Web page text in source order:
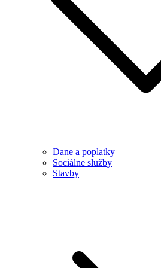
Dane a poplatky
Sociálne služby
Stavby